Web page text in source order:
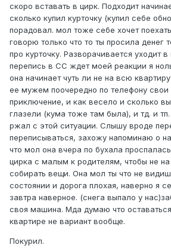
скоро вставать в цирк. Подходит
сколько купил курточку (купил себе
порадовал. мол тоже себе хочет
говорю только что то ты просила денег
про курточку. Разворачивается уходит
перепись в СС ждет моей реакции я
она начинает чуть ли не на всю
ее мужем поочередно по телефону
приключение, и как весело и сколько
глазели (кума тоже там была), и тд. и
ржал с этой ситуации. Слышу вроде
переписываться, захожу напоминаю о
что мол она вчера по бухала
цирка с малым к родителям, чтобы не на
собирать вещи. Она мол ты что не
состоянии и дорога плохая, наверно я
завтра наверное. (снега выпало у
своя машина. Мда думаю что
квартире не вариант вообще.
Покурил.